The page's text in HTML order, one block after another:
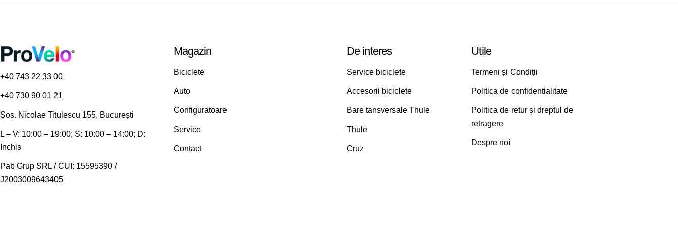
+40 743 22 33 00
+40 730 90 01 21
Șos. Nicolae Titulescu 155, București
L – V: 10:00 – 19:00; S: 10:00 – 14:00; D:
Inchis
Pab Grup SRL / CUI: 15595390 /
J2003009643405
Magazin
Biciclete
Auto
Configuratoare
Service
Contact
De interes
Service biciclete
Accesorii biciclete
Bare tansversale Thule
Thule
Cruz
Utile
Termeni și Condiții
Politica de confidentialitate
Politica de retur și dreptul de
retragere
Despre noi